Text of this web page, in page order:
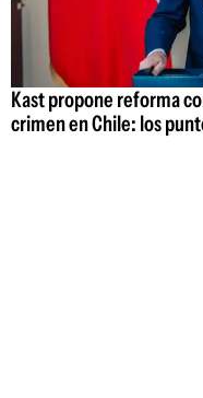
Kast propone reforma
crimen en Chile: los